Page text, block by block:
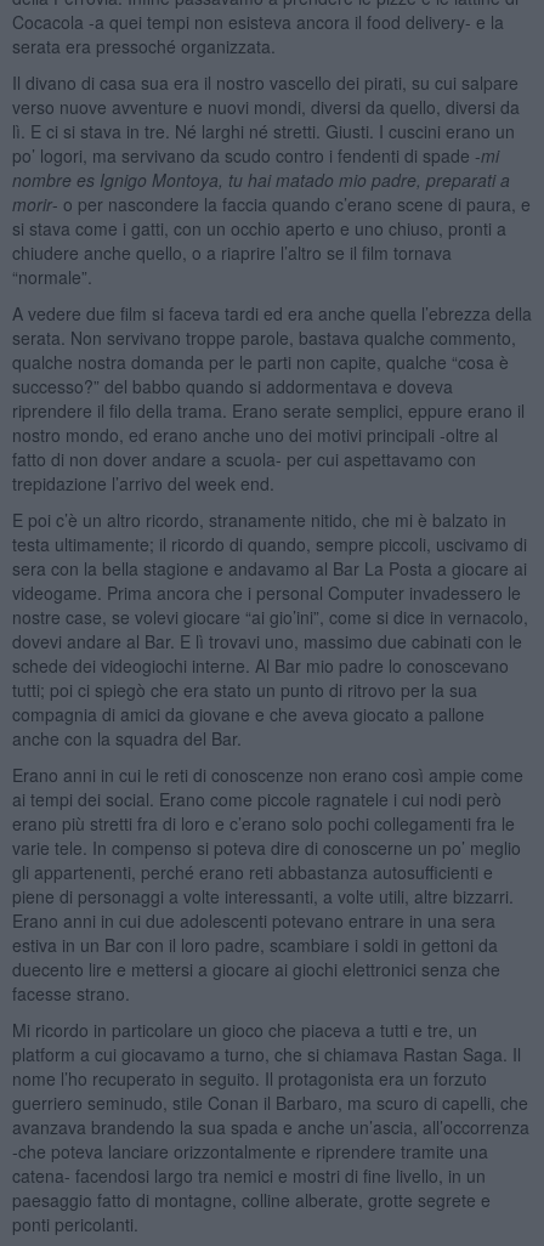
Cocacola -a quei tempi non esisteva ancora il food delivery- e la
serata era pressoché organizzata.
Il divano di casa sua era il nostro vascello dei pirati, su cui salpare
verso nuove avventure e nuovi mondi, diversi da quello, diversi da
lì. E ci si stava in tre. Né larghi né stretti. Giusti. I cuscini erano un
po’ logori, ma servivano da scudo contro i fendenti di spade -mi
nombre es Ignigo Montoya, tu hai matado mio padre, preparati a
morir- o per nascondere la faccia quando c’erano scene di paura, e
si stava come i gatti, con un occhio aperto e uno chiuso, pronti a
chiudere anche quello, o a riaprire l’altro se il film tornava
“normale”.
A vedere due film si faceva tardi ed era anche quella l’ebrezza della
serata. Non servivano troppe parole, bastava qualche commento,
qualche nostra domanda per le parti non capite, qualche “cosa è
successo?” del babbo quando si addormentava e doveva
riprendere il filo della trama. Erano serate semplici, eppure erano il
nostro mondo, ed erano anche uno dei motivi principali -oltre al
fatto di non dover andare a scuola- per cui aspettavamo con
trepidazione l’arrivo del week end.
E poi c’è un altro ricordo, stranamente nitido, che mi è balzato in
testa ultimamente; il ricordo di quando, sempre piccoli, uscivamo di
sera con la bella stagione e andavamo al Bar La Posta a giocare ai
videogame. Prima ancora che i personal Computer invadessero le
nostre case, se volevi giocare “ai gio’ini”, come si dice in vernacolo,
dovevi andare al Bar. E lì trovavi uno, massimo due cabinati con le
schede dei videogiochi interne. Al Bar mio padre lo conoscevano
tutti; poi ci spiegò che era stato un punto di ritrovo per la sua
compagnia di amici da giovane e che aveva giocato a pallone
anche con la squadra del Bar.
Erano anni in cui le reti di conoscenze non erano così ampie come
ai tempi dei social. Erano come piccole ragnatele i cui nodi però
erano più stretti fra di loro e c’erano solo pochi collegamenti fra le
varie tele. In compenso si poteva dire di conoscerne un po’ meglio
gli appartenenti, perché erano reti abbastanza autosufficienti e
piene di personaggi a volte interessanti, a volte utili, altre bizzarri.
Erano anni in cui due adolescenti potevano entrare in una sera
estiva in un Bar con il loro padre, scambiare i soldi in gettoni da
duecento lire e mettersi a giocare ai giochi elettronici senza che
facesse strano.
Mi ricordo in particolare un gioco che piaceva a tutti e tre, un
platform a cui giocavamo a turno, che si chiamava Rastan Saga. Il
nome l’ho recuperato in seguito. Il protagonista era un forzuto
guerriero seminudo, stile Conan il Barbaro, ma scuro di capelli, che
avanzava brandendo la sua spada e anche un’ascia, all’occorrenza
-che poteva lanciare orizzontalmente e riprendere tramite una
catena- facendosi largo tra nemici e mostri di fine livello, in un
paesaggio fatto di montagne, colline alberate, grotte segrete e
ponti pericolanti.